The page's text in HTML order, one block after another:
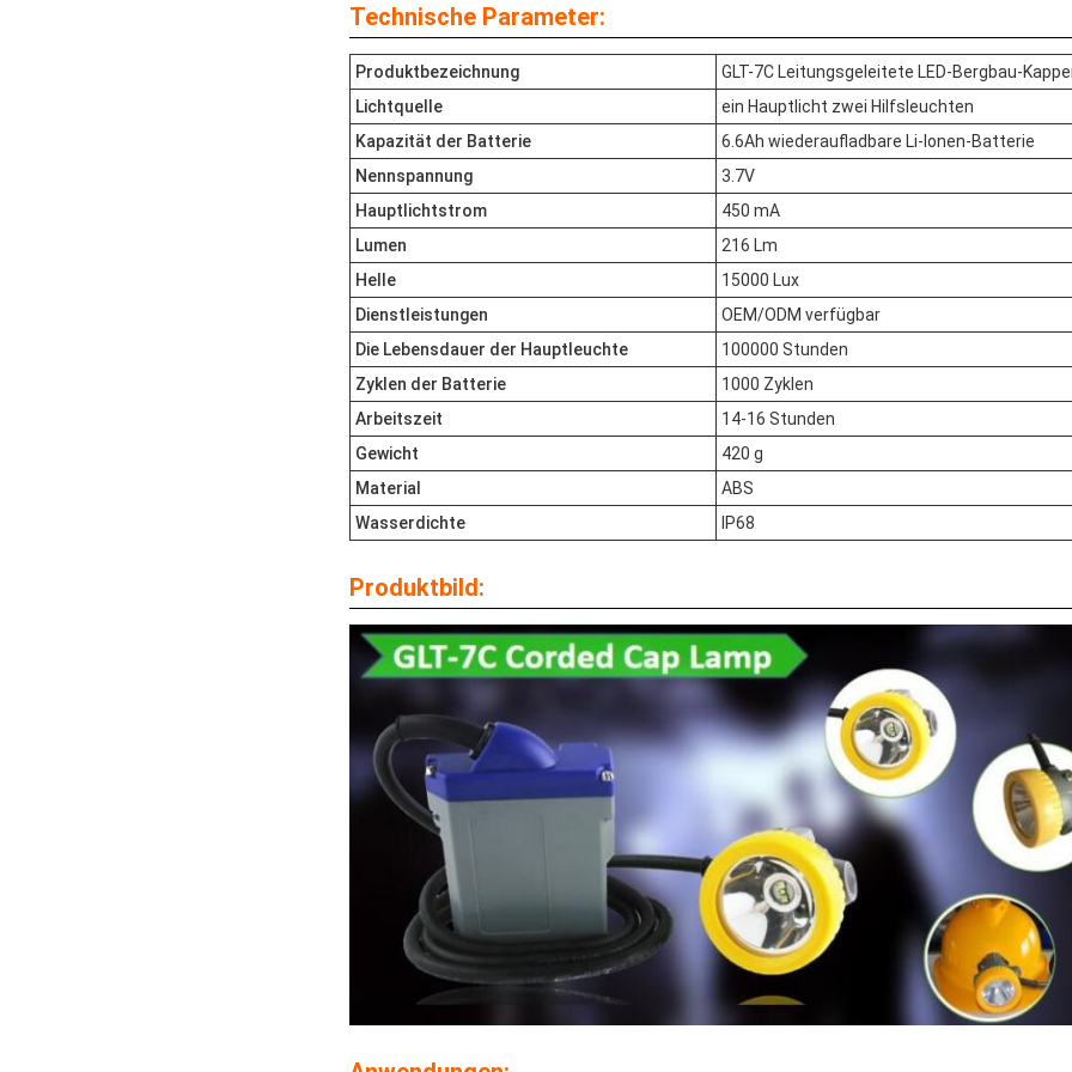
Technische Parameter:
Produktbezeichnung
GLT-7C Leitungsgeleitete LED-Bergbau-
Lichtquelle
ein Hauptlicht zwei Hilfsleuchten
Kapazität der Batterie
6.6Ah wiederaufladbare Li-Ionen-Batterie
Nennspannung
3.7V
Hauptlichtstrom
450 mA
Lumen
216 Lm
Helle
15000 Lux
Dienstleistungen
OEM/ODM verfügbar
Die Lebensdauer der Hauptleuchte
100000 Stunden
Zyklen der Batterie
1000 Zyklen
Arbeitszeit
14-16 Stunden
Gewicht
420 g
Material
ABS
Wasserdichte
IP68
Produktbild: